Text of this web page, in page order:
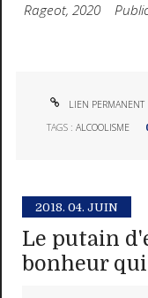
Rageot, 2020
LIEN PERMANENT
TAGS :ALCOOLISME
2018. 04. JUIN
Le putain
bonheur